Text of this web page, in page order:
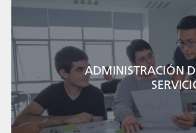
ADMINISTRACIÓN